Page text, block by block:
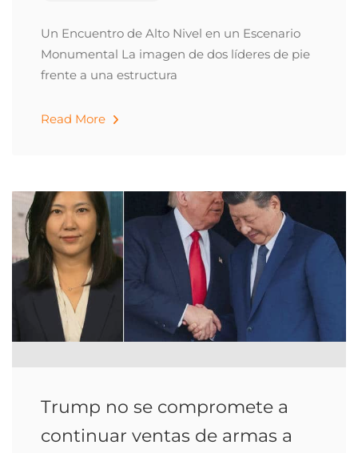
Un Encuentro de Alto Nivel en un Escenario
Monumental La imagen de dos líderes de pie
frente a una estructura
Read More
Trump no se compromete a
continuar ventas de armas a